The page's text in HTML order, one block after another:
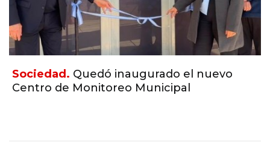
Sociedad. Quedó inaugurado el nuevo
Centro de Monitoreo Municipal